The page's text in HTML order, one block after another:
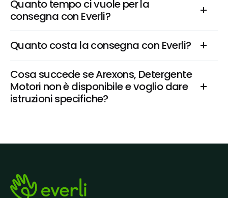
Quanto tempo ci vuole per la
consegna con Everli?
Quanto costa la consegna con Everli?
Cosa succede se Arexons, Detergente
Motori non è disponibile e voglio dare
istruzioni specifiche?